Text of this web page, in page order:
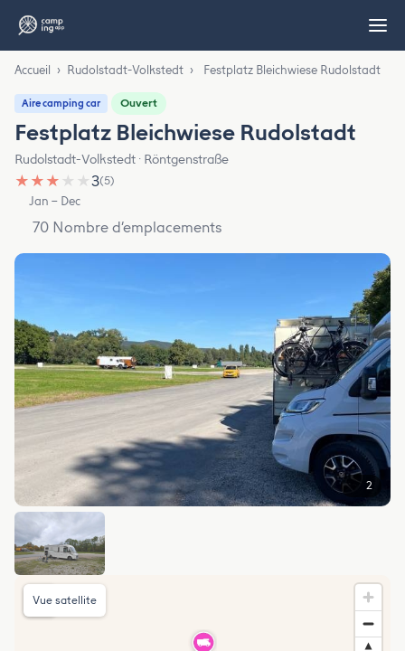
Accueil › Rudolstadt-Volkstedt › Festplatz Bleichwiese Rudolstadt
Aire camping car Ouvert
Festplatz Bleichwiese Rudolstadt
Rudolstadt-Volkstedt · Röntgenstraße
★ ★ ★ ★ ★3(5)
Jan – Dec
70 Nombre d’emplacements
2
Vue satellite